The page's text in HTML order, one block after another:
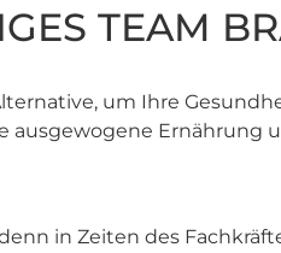
TEAM
um Ihre
ausgewogene Ernährung
in Zeiten des